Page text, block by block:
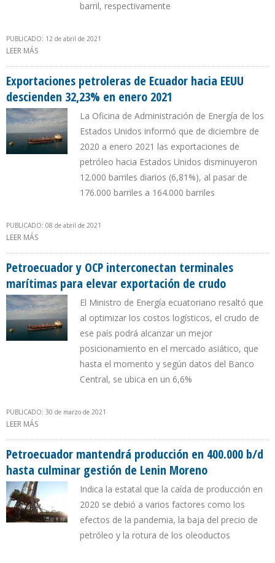
barril, respectivamente
PUBLICADO: 12 de abril de 2021
LEER MÁS
Exportaciones petroleras de Ecuador hacia EEUU
descienden 32,23% en enero 2021
La Oficina de Administración de Energía de los
Estados Unidos informó que de diciembre de
2020 a enero 2021 las exportaciones de
petróleo hacia Estados Unidos disminuyeron
12.000 barriles diarios (6,81%), al pasar de
176.000 barriles a 164.000 barriles
PUBLICADO: 08 de abril de 2021
LEER MÁS
Petroecuador y OCP interconectan terminales
marítimas para elevar exportación de crudo
El Ministro de Energía ecuatoriano resaltó que
al optimizar los costos logísticos, el crudo de
ese país podrá alcanzar un mejor
posicionamiento en el mercado asiático, que
hasta el momento y según datos del Banco
Central, se ubica en un 6,6%
PUBLICADO: 30 de marzo de 2021
LEER MÁS
Petroecuador mantendrá producción en 400.000 b/d
hasta culminar gestión de Lenin Moreno
Indica la estatal que la caída de producción en
2020 se debió a varios factores como los
efectos de la pandemia, la baja del precio de
petróleo y la rotura de los oleoductos